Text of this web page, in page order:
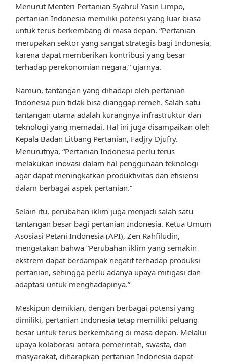
Menurut Menteri Pertanian Syahrul Yasin Limpo,
pertanian Indonesia memiliki potensi yang luar biasa
untuk terus berkembang di masa depan. “Pertanian
merupakan sektor yang sangat strategis bagi Indonesia,
karena dapat memberikan kontribusi yang besar
terhadap perekonomian negara,” ujarnya.
Namun, tantangan yang dihadapi oleh pertanian
Indonesia pun tidak bisa dianggap remeh. Salah satu
tantangan utama adalah kurangnya infrastruktur dan
teknologi yang memadai. Hal ini juga disampaikan oleh
Kepala Badan Litbang Pertanian, Fadjry Djufry.
Menurutnya, “Pertanian Indonesia perlu terus
melakukan inovasi dalam hal penggunaan teknologi
agar dapat meningkatkan produktivitas dan efisiensi
dalam berbagai aspek pertanian.”
Selain itu, perubahan iklim juga menjadi salah satu
tantangan besar bagi pertanian Indonesia. Ketua Umum
Asosiasi Petani Indonesia (API), Zen Rahfiludin,
mengatakan bahwa “Perubahan iklim yang semakin
ekstrem dapat berdampak negatif terhadap produksi
pertanian, sehingga perlu adanya upaya mitigasi dan
adaptasi untuk menghadapinya.”
Meskipun demikian, dengan berbagai potensi yang
dimiliki, pertanian Indonesia tetap memiliki peluang
besar untuk terus berkembang di masa depan. Melalui
upaya kolaborasi antara pemerintah, swasta, dan
masyarakat, diharapkan pertanian Indonesia dapat